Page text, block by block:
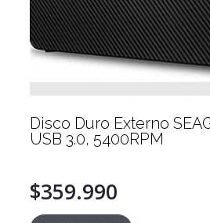
Disco Duro Externo
USB 3.0, 5400RPM
$359.990